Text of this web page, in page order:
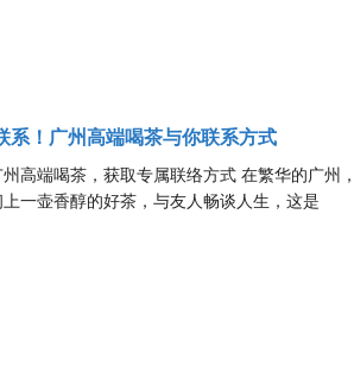
系！广州高端喝茶与你联系方式
高端喝茶，获取专属联络方式 在繁华的广州
一壶香醇的好茶，与友人畅谈人生，这是